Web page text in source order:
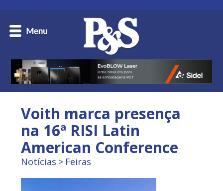
Voith marca presença
na 16ª RISI Latin
American Conference
Notícias Feiras